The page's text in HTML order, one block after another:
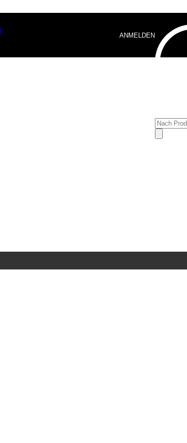
ANMELDEN
Products
search